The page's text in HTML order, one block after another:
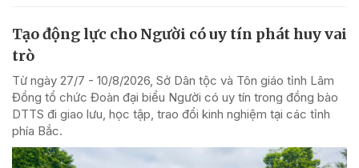
Tạo động lực cho Người có uy tín phát huy vai
trò
Từ ngày 27/7 - 10/8/2026, Sở Dân tộc và Tôn giáo tỉnh Lâm
Đồng tổ chức Đoàn đại biểu Người có uy tín trong đồng bào
DTTS đi giao lưu, học tập, trao đổi kinh nghiệm tại các tỉnh
phía Bắc.